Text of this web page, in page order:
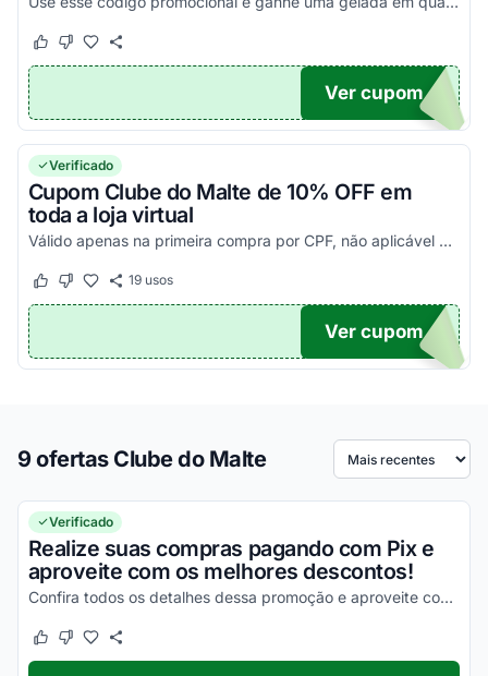
Este cupom funcionou
Este cupom não funcionou
LUBE
Ver cupom
Verificado
Cupom Clube do Malte de 10% OFF em
toda a loja virtual
Válido apenas na primeira compra por CPF, não aplicável a assinaturas. Use o cupom de desconto Clube do Malte e aproveite essa economia extra.
Este cupom funcionou
Este cupom não funcionou
19usos
NDO
Ver cupom
9 ofertas Clube do Malte Ordenar por
Verificado
Realize suas compras pagando com Pix e
aproveite com os melhores descontos!
Confira todos os detalhes dessa promoção e aproveite com vantagens simplesmente incríveis!
Este cupom funcionou
Este cupom não funcionou